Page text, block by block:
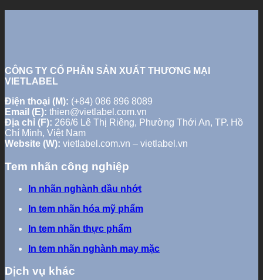
CÔNG TY CỔ PHẦN SẢN XUẤT THƯƠNG MẠI
VIETLABEL
Điện thoại (M): (+84) 086 896 8089
Email (E): thien@vietlabel.com.vn
Địa chỉ (F): 266/6 Lê Thị Riêng, Phường Thới An, TP. Hồ
Chí Minh, Việt Nam
Website (W): vietlabel.com.vn – vietlabel.vn
Tem nhãn công nghiệp
In nhãn nghành dầu nhớt
In tem nhãn hóa mỹ phẩm
In tem nhãn thực phẩm
In tem nhãn nghành may mặc
Dịch vụ khác